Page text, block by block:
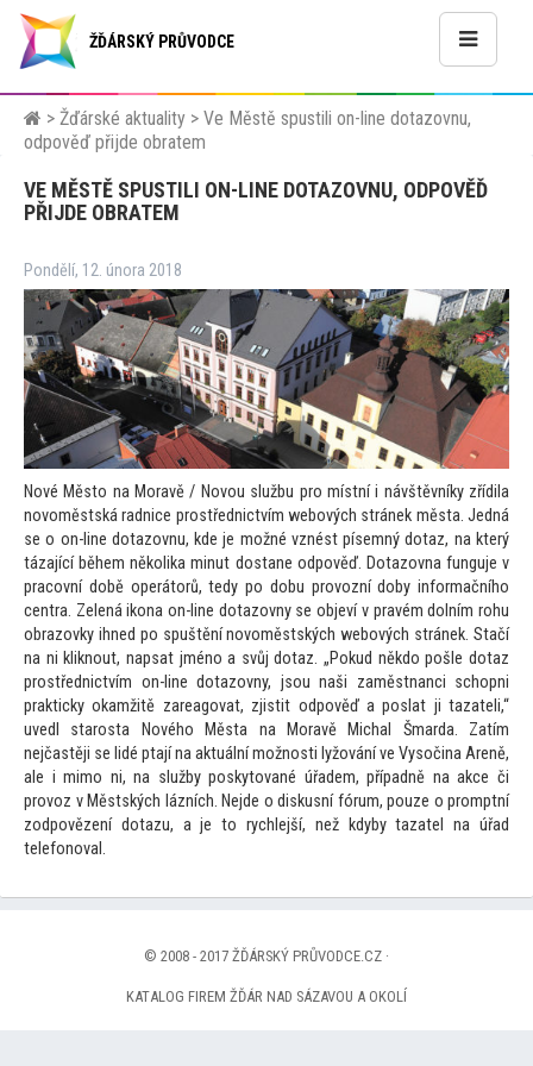
ŽĎÁRSKÝ PRŮVODCE
> Žďárské aktuality > Ve Městě spustili on-line dotazovnu,
odpověď přijde obratem
VE MĚSTĚ SPUSTILI ON-LINE DOTAZOVNU, ODPOVĚĎ
PŘIJDE OBRATEM
Pondělí, 12. února 2018
Nové Město na Moravě / Novou službu pro místní i návštěvníky zřídila
novoměstská radnice prostřednictvím webových stránek města. Jedná
se o on-line dotazovnu, kde je možné vznést písemný dotaz, na který
tázající během několika minut dostane odpověď. Dotazovna funguje v
pracovní době operátorů, tedy po dobu provozní doby informačního
centra. Zelená ikona on-line dotazovny se objeví v pravém dolním rohu
obrazovky ihned po spuštění novoměstských webových stránek. Stačí
na ni kliknout, napsat jméno a svůj dotaz. „Pokud někdo pošle dotaz
prostřednictvím on-line dotazovny, jsou naši zaměstnanci schopni
prakticky okamžitě zareagovat, zjistit odpověď a poslat ji tazateli,“
uvedl starosta Nového Města na Moravě Michal Šmarda. Zatím
nejčastěji se lidé ptají na aktuální možnosti lyžování ve Vysočina Areně,
ale i mimo ni, na služby poskytované úřadem, případně na akce či
provoz v Městských lázních. Nejde o diskusní fórum, pouze o promptní
zodpovězení dotazu, a jeto rychlejší, než kdyby tazatel na úřad
telefonoval.
© 2008 - 2017 ŽĎÁRSKÝ PRŮVODCE.CZ ·
KATALOG FIREM ŽĎÁR NAD SÁZAVOU A OKOLÍ